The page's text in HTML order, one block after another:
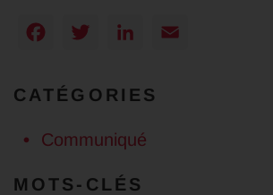
Facebook
TwitterLinkedIn
CATÉGORIES
Communiqué
MOTS-CLÉS